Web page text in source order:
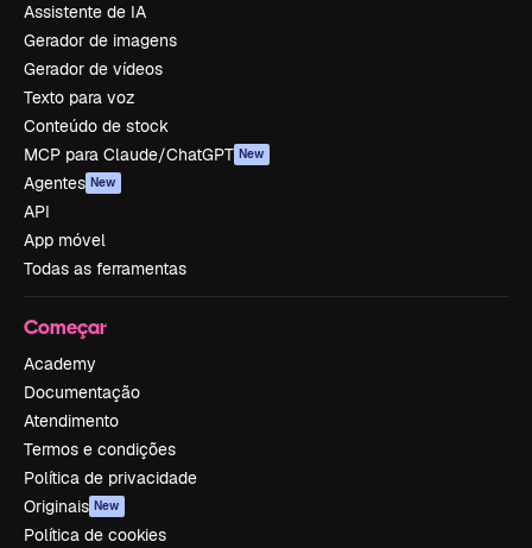
Assistente de IA
Gerador de imagens
Gerador de vídeos
Texto para voz
Conteúdo de stock
MCP para Claude/ChatGPT New
Agentes New
API
App móvel
Todas as ferramentas
Começar
Academy
Documentação
Atendimento
Termos e condições
Política de privacidade
Originais New
Política de cookies